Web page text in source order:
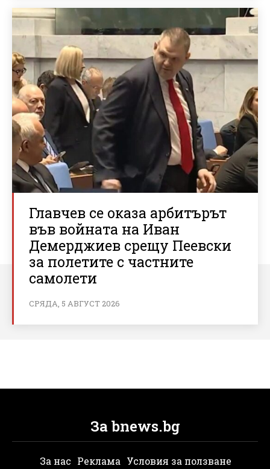
Главчев се оказа арбитърът
във войната на Иван
Демерджиев срещу Пеевски
за полетите с частните
самолети
СРЯДА, 5 АВГУСТ 2026
За bnews.bg
За нас Реклама Условия за ползване